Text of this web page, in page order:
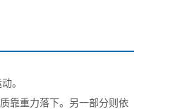
。
靠重力落下。另一部分则依